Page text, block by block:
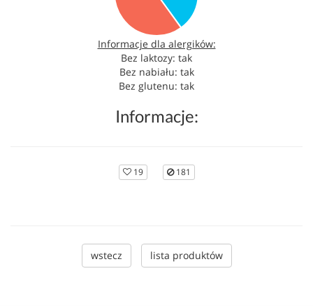
Informacje dla alergików:
Bez laktozy: tak
Bez nabiału: tak
Bez glutenu: tak
Informacje:
19 181
wstecz lista produktów